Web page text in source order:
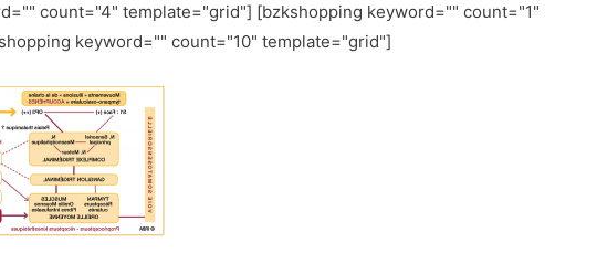
" count="4" template="grid"] [bzkshopping keyword="" count="1"
keyword="" count="10" template="grid"]